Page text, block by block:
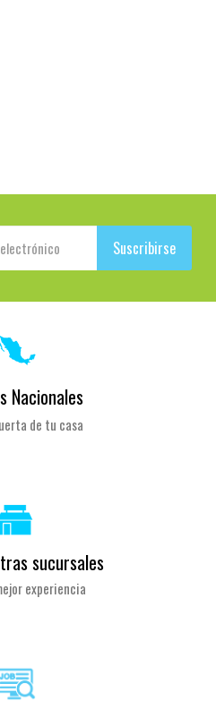
Suscribirse
Nacionales
de tu casa
sucursales
experiencia